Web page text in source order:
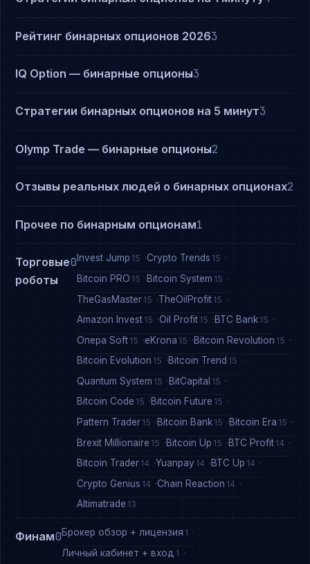
Рейтинг бинарных опционов 20263
IQ Option — бинарные опционы3
Стратегии бинарных опционов на 5 минут3
Olymp Trade — бинарные опционы2
Отзывы реальных людей о бинарных опционах2
Прочее по бинарным опционам1
Торговые
роботы
0 Invest Jump 15 Crypto Trends 15
Bitcoin PRO 15 Bitcoin System 15
TheGasMaster 15 TheOilProfit 15
Amazon Invest 15 Oil Profit 15 BTC Bank 15
Опера Soft 15 eKrona 15 Bitcoin Revolution 15
Bitcoin Evolution 15 Bitcoin Trend 15
Quantum System 15 BitCapital 15
Bitcoin Code 15 Bitcoin Future 15
Pattern Trader 15 Bitcoin Bank 15 Bitcoin Era 15
Brexit Millionaire 15 Bitcoin Up 15 BTC Profit 14
Bitcoin Trader 14 Yuanpay 14 BTC Up 14
Crypto Genius 14 Chain Reaction 14
Altimatrade 13
Финам0Брокер обзор + лицензия 1
Личный кабинет + вход 1